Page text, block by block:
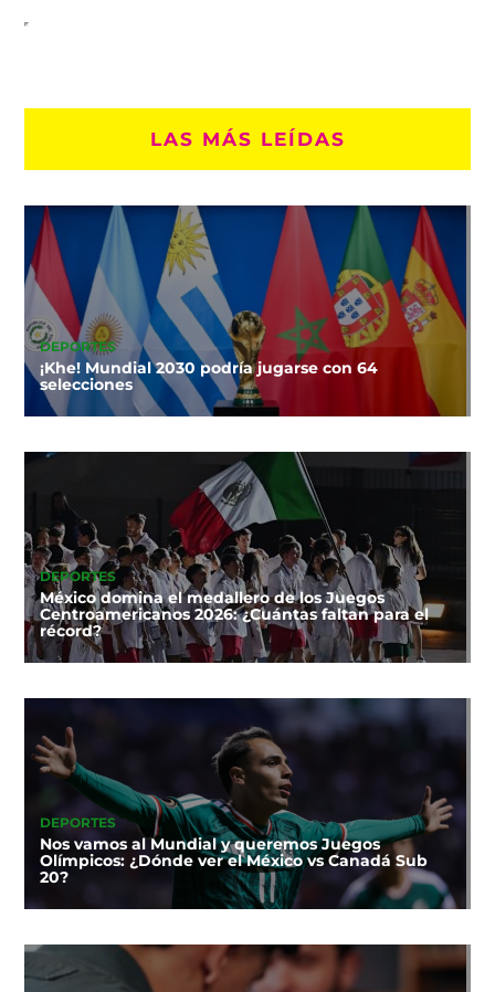
LAS MÁS LEÍDAS
DEPORTES
¡Khe! Mundial 2030 podría jugarse con 64
selecciones
DEPORTES
México domina el medallero de los Juegos
Centroamericanos 2026: ¿Cuántas faltan para el
récord?
DEPORTES
Nos vamos al Mundial y queremos Juegos
Olímpicos: ¿Dónde ver el México vs Canadá Sub
20?